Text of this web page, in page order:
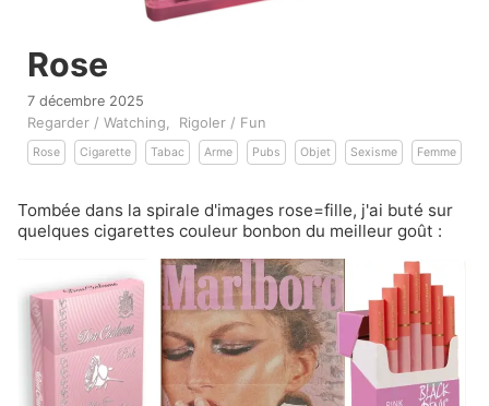
Rose
7 décembre 2025
Regarder / Watching Rigoler / Fun
Rose Cigarette Tabac Arme Pubs Objet Sexisme Femme
Tombée dans la spirale d'images rose=fille, j'ai buté sur
quelques cigarettes couleur bonbon du meilleur goût :